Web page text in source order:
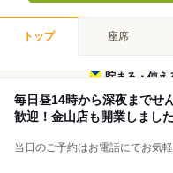
トップ 座席
貯まる・使え
毎日昼14時から深夜までせ
歓迎！金山店も開業しました
当日のご予約はお電話にてお気